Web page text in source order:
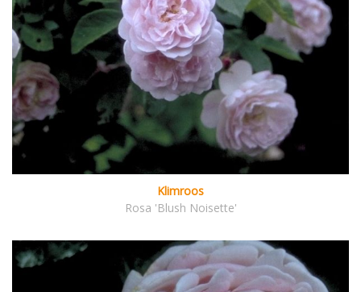
Klimroos
Rosa 'Blush Noisette'